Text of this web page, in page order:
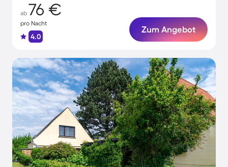
ab 76 €
pro Nacht
4.0
Zum Angebot